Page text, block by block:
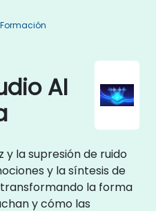
AI
y la supresión de ruido
y la síntesis de
transformando la forma
y cómo las